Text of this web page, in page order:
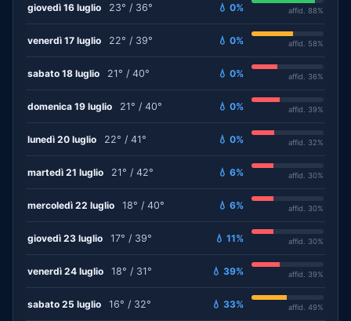
giovedì 16 luglio 23° / 36° 💧 0% affid. 88%
venerdì 17 luglio 22° / 39° 💧 0% affid. 58%
sabato 18 luglio 21° / 40° 💧 0% affid. 36%
domenica 19 luglio 21° / 40° 💧 0% affid. 39%
lunedì 20 luglio 22° / 41° 💧 0% affid. 32%
martedì 21 luglio 21° / 42° 💧 6% affid. 30%
mercoledì 22 luglio 18° / 40° 💧 6% affid. 30%
giovedì 23 luglio 17° / 39° 💧 11% affid. 30%
venerdì 24 luglio 18° / 31° 💧 39% affid. 39%
sabato 25 luglio 16° / 32° 💧 33% affid. 49%